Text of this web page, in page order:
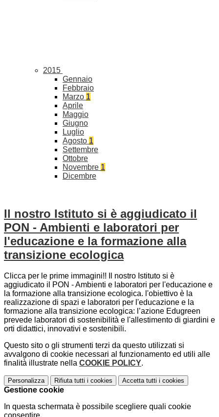
2015
Gennaio
Febbraio
Marzo 1
Aprile
Maggio
Giugno
Luglio
Agosto 1
Settembre
Ottobre
Novembre 1
Dicembre
Il nostro Istituto si è aggiudicato il
PON - Ambienti e laboratori per
l'educazione e la formazione alla
transizione ecologica
Clicca per le prime immagini!! Il nostro Istituto si è
aggiudicato il PON - Ambienti e laboratori per l'educazione e
la formazione alla transizione ecologica. l'obiettivo è la
realizzazione di spazi e laboratori per l'educazione e la
formazione alla transizione ecologica: l’azione Edugreen
prevede laboratori di sostenibilità e l'allestimento di giardini e
orti didattici, innovativi e sostenibili.
Questo sito o gli strumenti terzi da questo utilizzati si
avvalgono di cookie necessari al funzionamento ed utili alle
finalità illustrate nella COOKIE POLICY.
Personalizza Rifiuta tutti i cookies Accetta tutti i cookies
Gestione cookie
In questa schermata è possibile scegliere quali cookie
consentire.